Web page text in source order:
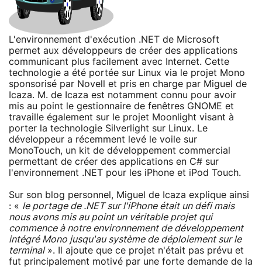
L'environnement d'exécution .NET de Microsoft
permet aux développeurs de créer des applications
communicant plus facilement avec Internet. Cette
technologie a été portée sur Linux via le projet Mono
sponsorisé par Novell et pris en charge par Miguel de
Icaza. M. de Icaza est notamment connu pour avoir
mis au point le gestionnaire de fenêtres GNOME et
travaille également sur le projet Moonlight visant à
porter la technologie Silverlight sur Linux. Le
développeur a récemment levé le voile sur
MonoTouch, un kit de développement commercial
permettant de créer des applications en C# sur
l'environnement .NET pour les iPhone et iPod Touch.
Sur son blog personnel, Miguel de Icaza explique ainsi
: « le portage de .NET sur l'iPhone était un défi mais
nous avons mis au point un véritable projet qui
commence à notre environnement de développement
intégré Mono jusqu'au système de déploiement sur le
terminal». Il ajoute que ce projet n'était pas prévu et
fut principalement motivé par une forte demande de la